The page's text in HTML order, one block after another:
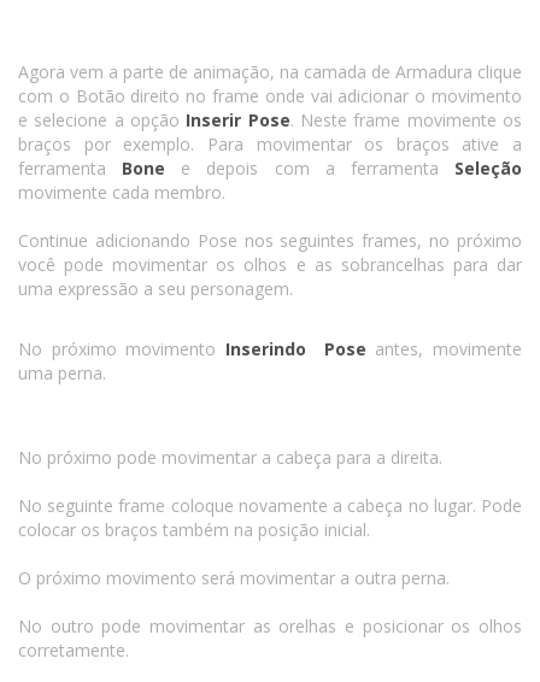
Agora vem a parte de animação, na camada de Armadura clique
com o Botão direito no frame onde vai adicionar o movimento
e selecione a opção Inserir Pose. Neste frame movimente os
braços por exemplo. Para movimentar os braços ative a
ferramenta Bone e depois com a ferramenta Seleção
movimente cada membro.
Continue adicionando Pose nos seguintes frames, no próximo
você pode movimentar os olhos e as sobrancelhas para dar
uma expressão a seu personagem.
No próximo movimento Inserindo Pose antes, movimente
uma perna.
No próximo pode movimentar a cabeça para a direita.
No seguinte frame coloque novamente a cabeça no lugar. Pode
colocar os braços também na posição inicial.
O próximo movimento será movimentar a outra perna.
No outro pode movimentar as orelhas e posicionar os olhos
corretamente.